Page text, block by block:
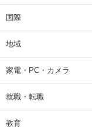
国際
地域
家電・PC・カメラ
就職・転職
教育